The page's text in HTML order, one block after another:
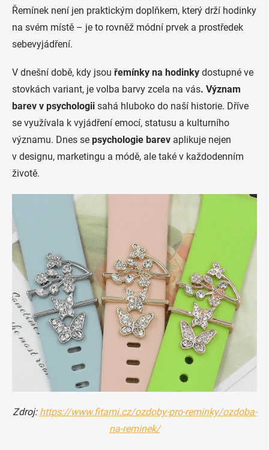
Řemínek není jen praktickým doplňkem, který drží hodinky
na svém místě – je to rovněž módní prvek a prostředek
sebevyjádření.
V dnešní době, kdy jsou řemínky na hodinky dostupné ve
stovkách variant, je volba barvy zcela na vás. Význam
barev v psychologii sahá hluboko do naší historie. Dříve
se využívala k vyjádření emocí, statusu a kulturního
významu. Dnes se psychologie barev aplikuje nejen
v designu, marketingu a módě, ale také v každodenním
životě.
Zdroj: https://www.fitami.cz/ozdoby-pro-reminky/ozdoba-
na-reminek/